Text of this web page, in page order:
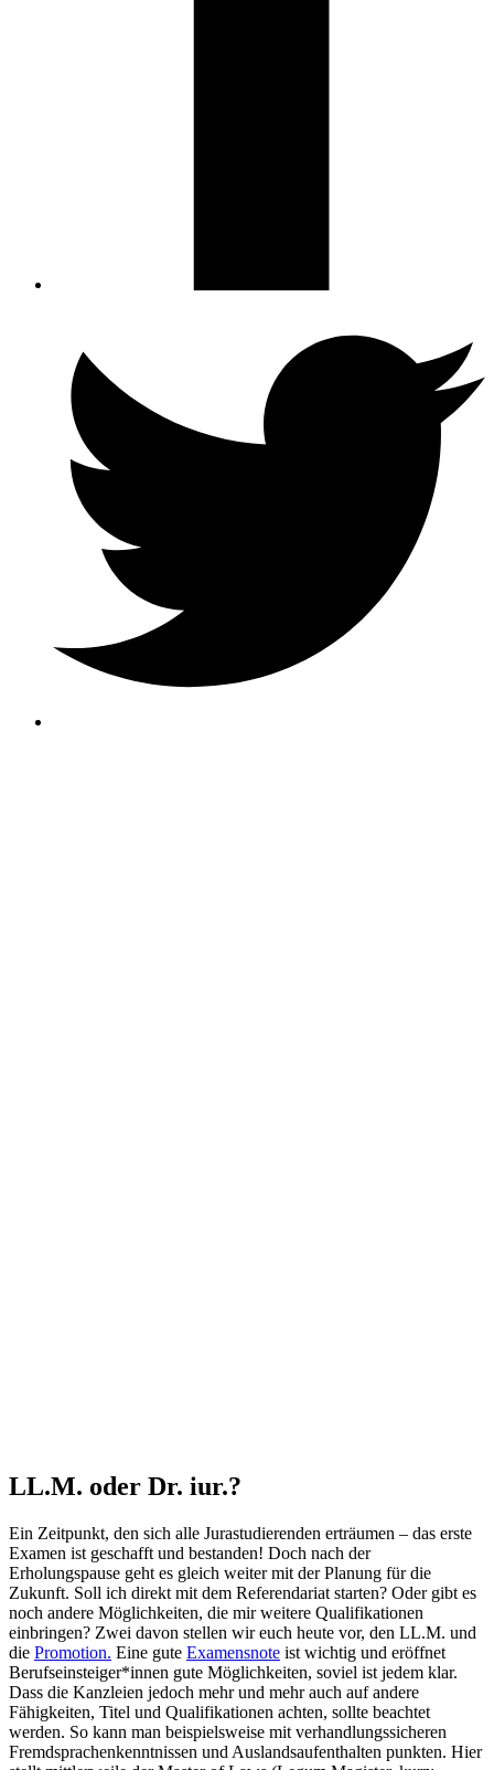
LL.M. oder Dr. iur.?
Ein Zeitpunkt, den sich alle Jurastudierenden erträumen – das erste
Examen ist geschafft und bestanden! Doch nach der
Erholungspause geht es gleich weiter mit der Planung für die
Zukunft. Soll ich direkt mit dem Referendariat starten? Oder gibt es
noch andere Möglichkeiten, die mir weitere Qualifikationen
einbringen? Zwei davon stellen wir euch heute vor, den LL.M. und
die Promotion. Eine gute Examensnote ist wichtig und eröffnet
Berufseinsteiger*innen gute Möglichkeiten, soviel ist jedem klar.
Dass die Kanzleien jedoch mehr und mehr auch auf andere
Fähigkeiten, Titel und Qualifikationen achten, sollte beachtet
werden. So kann man beispielsweise mit verhandlungssicheren
Fremdsprachenkenntnissen und Auslandsaufenthalten punkten. Hier